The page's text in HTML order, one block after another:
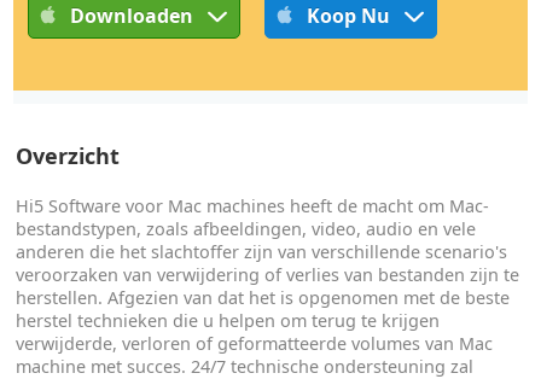
Downloaden Koop Nu
Overzicht
Hi5 Software voor Mac machines heeft de macht om Mac-
bestandstypen, zoals afbeeldingen, video, audio en vele
anderen die het slachtoffer zijn van verschillende scenario's
veroorzaken van verwijdering of verlies van bestanden zijn te
herstellen. Afgezien van dat het is opgenomen met de beste
herstel technieken die u helpen om terug te krijgen
verwijderde, verloren of geformatteerde volumes van Mac
machine met succes. 24/7 technische ondersteuning zal